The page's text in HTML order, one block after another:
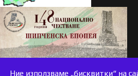
Ние използваме „бисквитки“ на